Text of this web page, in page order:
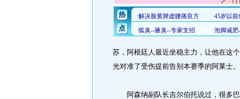
苏，阿根廷人最近坐稳主力，让他在这
光对准了受伤提前告别本赛季的阿莱士
阿森纳副队长吉尔伯托说过，很多巴